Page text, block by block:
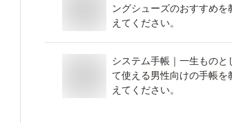
ングシューズのおすすめを
えてください。
システム手帳｜一生ものと
て使える男性向けの手帳を
えてください。